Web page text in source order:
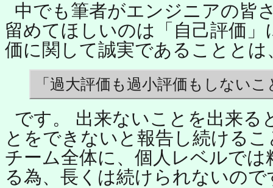
中でも筆者がエンジニアの皆
留めてほしいのは「自己評価
価に関して誠実であることとは
「過大評価も過小評価もしないこ
です。 出来ないことを出来る
とをできないと報告し続ける
チーム全体に、個人レベルで
る為、長くは続けられないので